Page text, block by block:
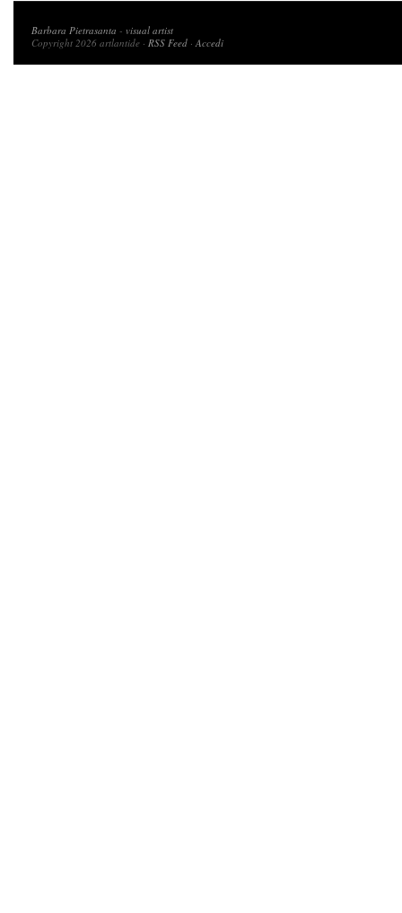
Barbara Pietrasanta - visual artist
Copyright 2026 artlantide · RSS Feed ·Accedi